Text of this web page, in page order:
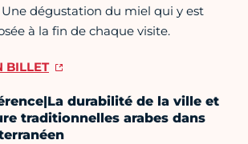
dégustation du miel qui y est
à la fin de chaque visite.
BILLET
durabilité de la ville et
traditionnelles arabes dans